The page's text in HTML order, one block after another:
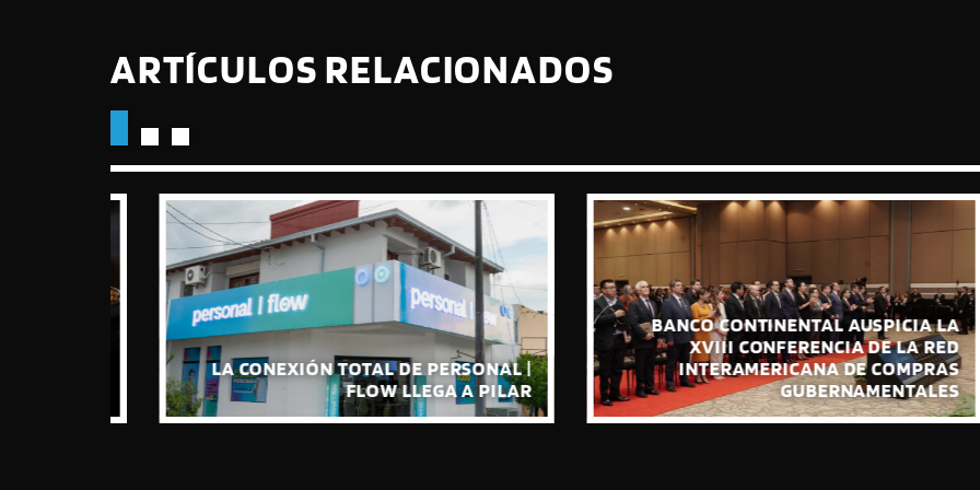
ARTÍCULOS RELACIONADOS
LA CONEXIÓN TOTAL DE PERSONAL |
FLOW LLEGA A PILAR
BANCO CONTINENTAL AUSPICIA LA
XVIII CONFERENCIA DE LA RED
INTERAMERICANA DE COMPRAS
GUBERNAMENTALES